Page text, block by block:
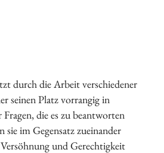
durch die Arbeit verschiedener
seinen Platz vorrangig in
die es zu beantworten
im Gegensatz zueinander
und Gerechtigkeit